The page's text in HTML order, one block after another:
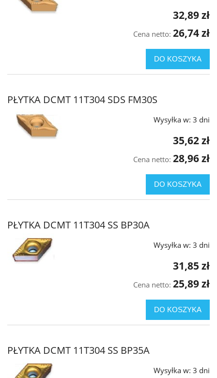
32,89 zł
Cena netto: 26,74 zł
DO KOSZYKA
PŁYTKA DCMT 11T304 SDS FM30S
Wysyłka w: 3 dni
35,62 zł
Cena netto: 28,96 zł
DO KOSZYKA
PŁYTKA DCMT 11T304 SS BP30A
Wysyłka w: 3 dni
31,85 zł
Cena netto: 25,89 zł
DO KOSZYKA
PŁYTKA DCMT 11T304 SS BP35A
Wysyłka w: 3 dni